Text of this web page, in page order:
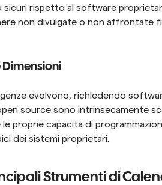
rispetto al software
non divulgate o non affrontate
Dimensioni
source sono intrinsecamente
proprie capacità di
dei sistemi proprietari.
Strumenti di